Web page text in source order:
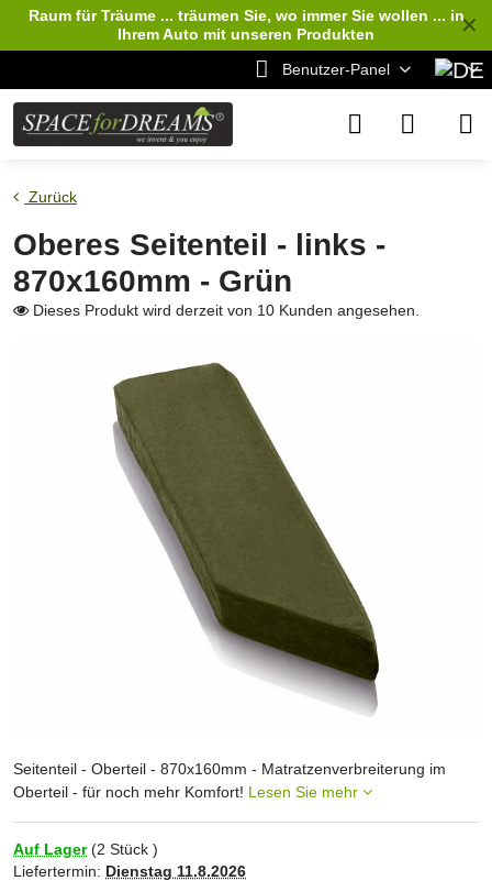
✕
Raum für Träume ... träumen Sie, wo immer Sie wollen ... in
Ihrem Auto mit unseren Produkten
Benutzer-Panel
Zurück
Oberes Seitenteil - links -
870x160mm - Grün
Dieses Produkt wird derzeit von 10 Kunden angesehen.
Seitenteil - Oberteil - 870x160mm - Matratzenverbreiterung im
Oberteil - für noch mehr Komfort! Lesen Sie mehr
Auf Lager (2 Stück )
Liefertermin: Dienstag 11.8.2026